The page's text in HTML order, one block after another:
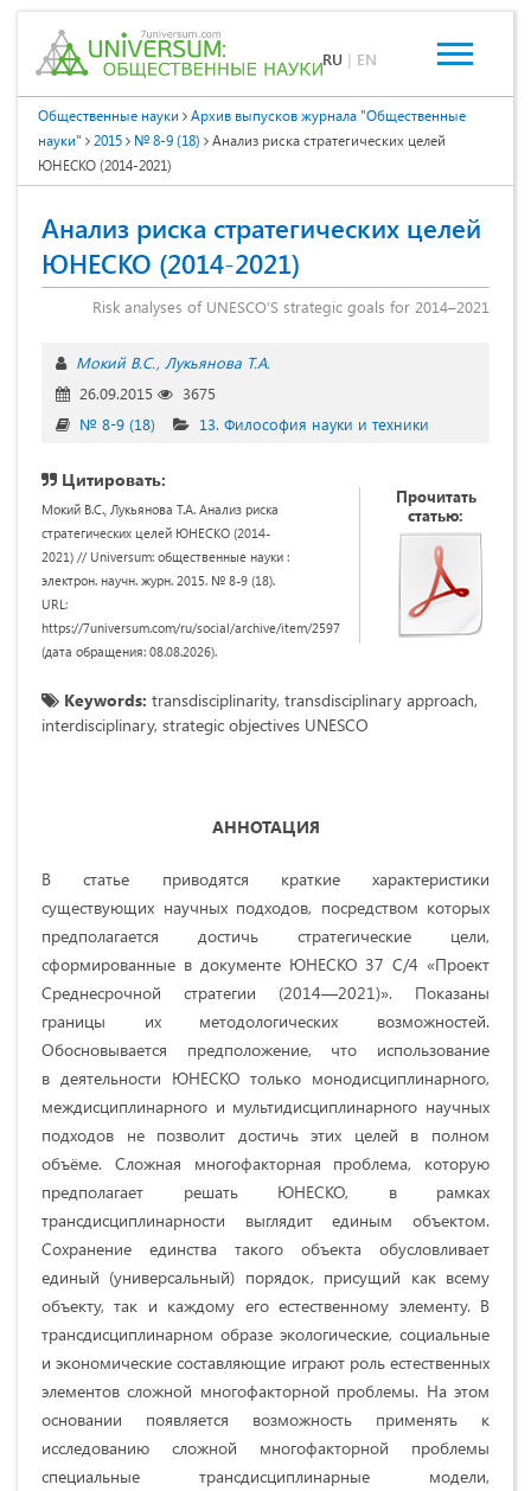
RU | EN
Общественные науки
Архив выпусков журнала "Общественные
науки"
2015 № 8-9 (18)
Анализ риска стратегических целей
ЮНЕСКО (2014-2021)
Анализ риска стратегических целей
ЮНЕСКО (2014-2021)
Risk analyses of UNESCO’S strategic goals for 2014–2021
Мокий В.С.
Лукьянова Т.А.
26.09.2015
3675
№ 8-9 (18)
13. Философия науки и техники
Цитировать:
Мокий В.С., Лукьянова Т.А. Анализ риска
стратегических целей ЮНЕСКО (2014-
2021) // Universum: общественные науки :
электрон. научн. журн. 2015. № 8-9 (18).
URL:
https://7universum.com/ru/social/archive/item/2597
(дата обращения: 08.08.2026).
Прочитать
статью:
Keywords: transdisciplinarity, transdisciplinary approach,
interdisciplinary, strategic objectives UNESCO
АННОТАЦИЯ
В статье приводятся краткие характеристики
существующих научных подходов, посредством которых
предполагается достичь стратегические цели,
сформированные в документе ЮНЕСКО 37 С/4 «Проект
Среднесрочной стратегии (2014—2021)». Показаны
границы их методологических возможностей.
Обосновывается предположение, что использование
в деятельности ЮНЕСКО только монодисциплинарного,
междисциплинарного и мультидисциплинарного научных
подходов не позволит достичь этих целей в полном
объёме. Сложная многофакторная проблема, которую
предполагает решать ЮНЕСКО, в рамках
трансдисциплинарности выглядит единым объектом.
Сохранение единства такого объекта обусловливает
единый (универсальный) порядок, присущий как всему
объекту, так и каждому его естественному элементу. В
трансдисциплинарном образе экологические, социальные
и экономические составляющие играют роль естественных
элементов сложной многофакторной проблемы. На этом
основании появляется возможность применять к
исследованию сложной многофакторной проблемы
специальные трансдисциплинарные модели,